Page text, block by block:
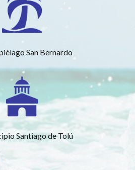
San Bernardo
Santiago de Tolú